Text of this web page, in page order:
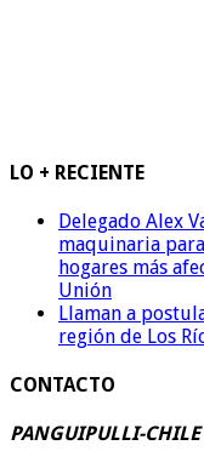
LO + RECIENTE
Delegado Alex
maquinaria
hogares más
Unión
Llaman a
región de Los
CONTACTO
PANGUIPULLI-CHILE